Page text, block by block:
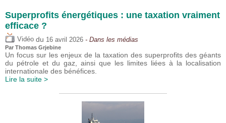
Superprofits énergétiques : une taxation vraiment
efficace ?
Vidéo du 16 avril 2026 - Dans les médias
Par Thomas Grjebine
Un focus sur les enjeux de la taxation des superprofits des géants
du pétrole et du gaz, ainsi que les limites liées à la localisation
internationale des bénéfices.
Lire la suite >